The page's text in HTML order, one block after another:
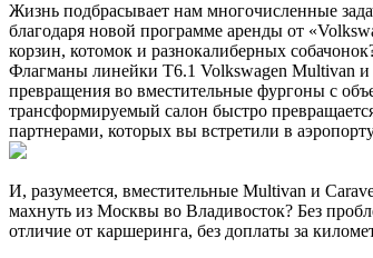
Жизнь подбрасывает нам многочисленные
благодаря новой программе аренды от
корзин, котомок и разнокалиберных
Флагманы линейки Т6.1 Volkswagen Multivan и
превращения во вместительные фургоны с
трансформируемый салон быстро
партнерами, которых вы встретили в
И, разумеется, вместительные Multivan и
махнуть из Москвы во Владивосток? Без
отличие от каршеринга, без доплаты за